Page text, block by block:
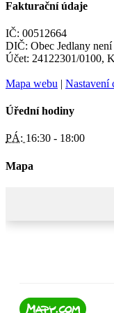
Fakturační údaje
IČ: 00512664
DIČ: Obec Jedlany
Účet: 24122301/0100,
Mapa webu | Nastavení
Úřední hodiny
PÁ: 16:30 - 18:00
Mapa